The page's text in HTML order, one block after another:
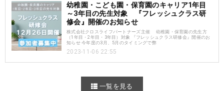
幼稚園・こども園・保育園のキャリア1年目
～3年目の先生対象 『フレッシュクラス研
修会』開催のお知らせ
株式会社クロスライフパートナーズ主催 幼稚園・保育園の先生方
（1年目・2年目・3年目）対象 『フレッシュクラス研修会』開催のお
知らせ 今年度の3月、5月のタイミングで弊
2023-11-06 22:55
一覧を見る